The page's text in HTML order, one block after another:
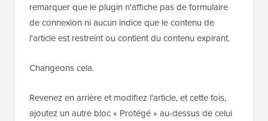
remarquer que le plugin n'affiche pas de formulaire
de connexion ni aucun indice que le contenu de
l'article est restreint ou contient du contenu expirant.
Changeons cela.
Revenez en arrière et modifiez l'article, et cette fois,
ajoutez un autre bloc « Protégé » au-dessus de celui